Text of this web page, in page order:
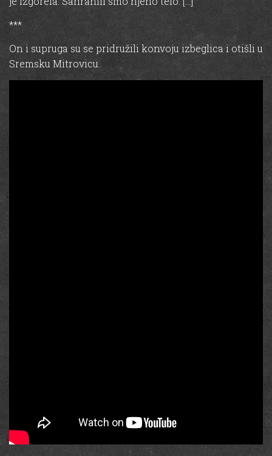
***
On i supruga su se pridružili konvoju izbeglica i otišli u
Sremsku Mitrovicu.